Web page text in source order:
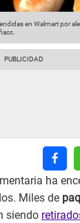
en Walmart por
ha
Miles de
siendo